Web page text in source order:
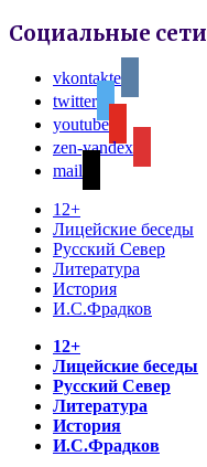
Социальные сети
vkontakte
twitter
youtube
zen-yandex
mail
12+
Лицейские беседы
Русский Север
Литература
История
И.С.Фрадков
12+
Лицейские беседы
Русский Север
Литература
История
И.С.Фрадков